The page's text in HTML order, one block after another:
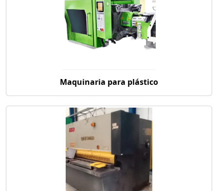
Maquinaria para plástico